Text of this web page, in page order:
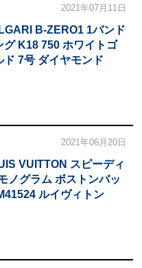
2021年07月11日
B-ZERO1 1バンド
グ K18 750 ホワイトゴ
ド 7号 ダイヤモンド
2021年06月20日
VUITTON スピーディ
ノグラム ボストンバッ
ルイヴィトン